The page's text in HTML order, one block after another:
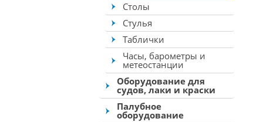
Столы
Стулья
Таблички
Часы, барометры и
метеостанции
Оборудование для
судов, лаки и краски
Палубное
оборудование